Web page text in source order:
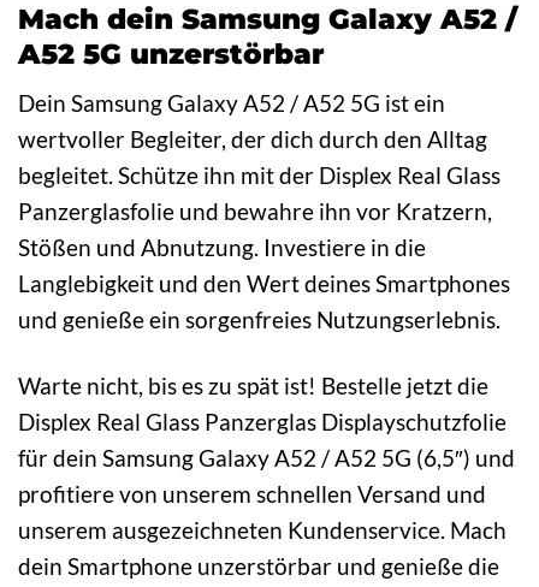
Mach dein Samsung Galaxy A52 /
A52 5G unzerstörbar
Dein Samsung Galaxy A52 / A52 5G ist ein
wertvoller Begleiter, der dich durch den Alltag
begleitet. Schütze ihn mit der Displex Real Glass
Panzerglasfolie und bewahre ihn vor Kratzern,
Stößen und Abnutzung. Investiere in die
Langlebigkeit und den Wert deines Smartphones
und genieße ein sorgenfreies Nutzungserlebnis.
Warte nicht, bis es zu spät ist! Bestelle jetzt die
Displex Real Glass Panzerglas Displayschutzfolie
für dein Samsung Galaxy A52 / A52 5G (6,5″) und
profitiere von unserem schnellen Versand und
unserem ausgezeichneten Kundenservice. Mach
dein Smartphone unzerstörbar und genieße die